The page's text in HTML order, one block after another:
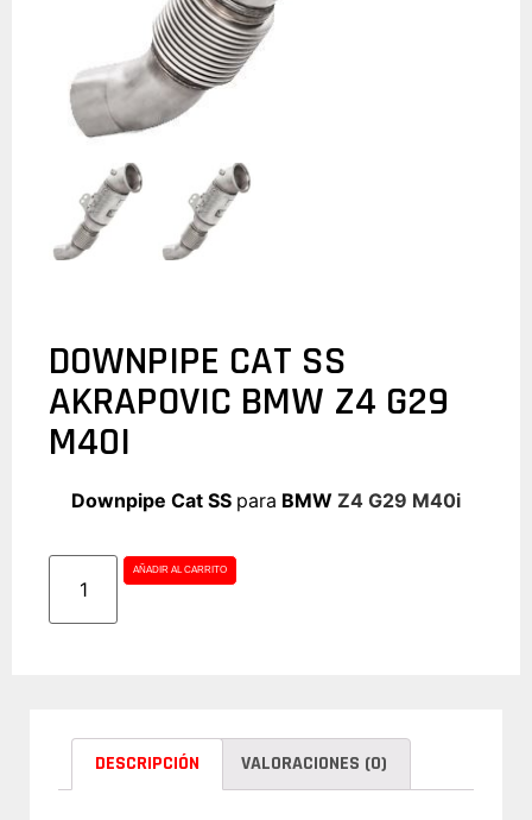
DOWNPIPE CAT SS
AKRAPOVIC BMW Z4 G29
M40I
Downpipe Cat SS para BMW Z4 G29 M40i
AÑADIR AL CARRITO
DESCRIPCIÓN VALORACIONES (0)